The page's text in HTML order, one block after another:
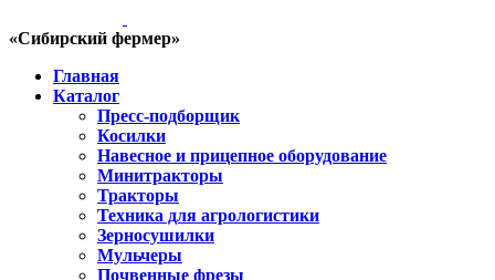
«Сибирский фермер»
Главная
Каталог
Пресс-подборщик
Косилки
Навесное и прицепное оборудование
Минитракторы
Тракторы
Техника для агрологистики
Зерносушилки
Мульчеры
Почвенные фрезы